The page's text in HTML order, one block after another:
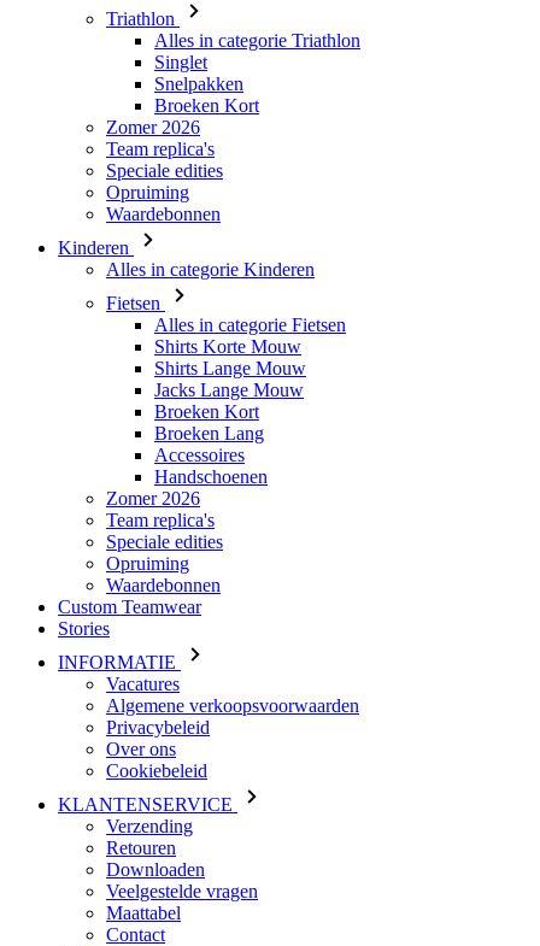
Triathlon
Alles in categorie Triathlon
Singlet
Snelpakken
Broeken Kort
Zomer 2026
Team replica's
Speciale edities
Opruiming
Waardebonnen
Kinderen
Alles in categorie Kinderen
Fietsen
Alles in categorie Fietsen
Shirts Korte Mouw
Shirts Lange Mouw
Jacks Lange Mouw
Broeken Kort
Broeken Lang
Accessoires
Handschoenen
Zomer 2026
Team replica's
Speciale edities
Opruiming
Waardebonnen
Custom Teamwear
Stories
INFORMATIE
Vacatures
Algemene verkoopsvoorwaarden
Privacybeleid
Over ons
Cookiebeleid
KLANTENSERVICE
Verzending
Retouren
Downloaden
Veelgestelde vragen
Maattabel
Contact